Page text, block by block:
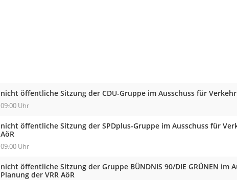
nicht öffentliche Sitzung der CDU-Gruppe im Ausschuss für
09:00 Uhr
nicht öffentliche Sitzung der SPDplus-Gruppe im Ausschuss für
AöR
09:00 Uhr
nicht öffentliche Sitzung der Gruppe BÜNDNIS 90/DIE GRÜNEN im
Planung der VRR AöR